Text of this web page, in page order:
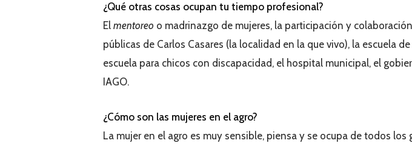
¿Qué otras cosas ocupan tu tiempo profesional?
El mentoreo o madrinazgo de mujeres, la participación y
públicas de Carlos Casares (la localidad en la que vivo), la escuela
escuela para chicos con discapacidad, el hospital municipal, el
IAGO.
¿Cómo son las mujeres en el agro?
La mujer en el agro es muy sensible, piensa y se ocupa de todos los